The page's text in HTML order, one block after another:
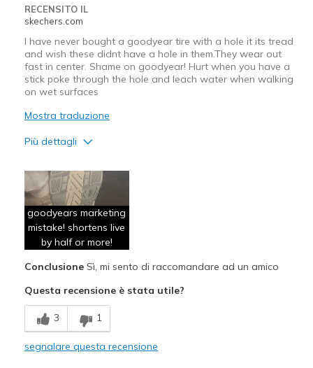
RECENSITO IL
skechers.com
I have never bought a goodyear tire with a hole it its tread
and wish these didnt have a hole in them.They wear out
fast in center. Shame on goodyear! Hurt when you have a
stick poke through the hole and leach water when walking
on wet surfaces
Mostra traduzione
Più dettagli
Attractive Design
Comfortable
Durable
Difetti
Wear Out Quickly
goodyear tread has hole in it and absorbs water
Migliori Utilizzi:
goodyears marketing
mistake! shortens live
by half or more!
ConclusioneSì, mi sento di raccomandare ad un amico
Questa recensione è stata utile?
3 1
segnalare questa recensione